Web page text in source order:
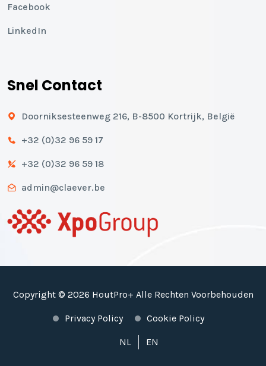
Facebook
LinkedIn
Snel Contact
Doorniksesteenweg 216, B-8500 Kortrijk, België
+32 (0)32 96 59 17
+32 (0)32 96 59 18
admin@claever.be
Copyright © 2026 HoutPro+ Alle Rechten Voorbehouden
Privacy Policy Cookie Policy
NL EN